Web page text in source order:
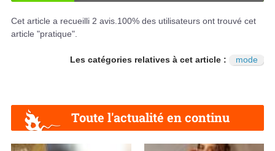
NO
N
Cet article a recueilli 2 avis. 100% des utilisateurs ont trouvé cet
article "pratique".
Les catégories relatives à cet article : mode
Toute l'actualité en continu